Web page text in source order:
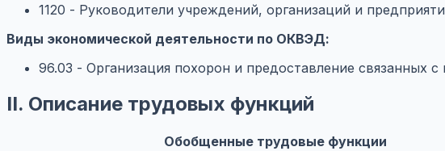
1120 - Руководители учреждений, организаций и
Виды экономической деятельности по ОКВЭД:
96.03 - Организация похорон и предоставление связанных с
II. Описание трудовых функций
Обобщенные трудовые функции